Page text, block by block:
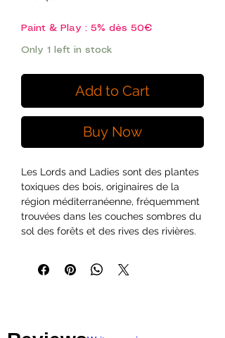
Paint & Play : 5% dès 50€
Only 1 left in stock
Add to Cart
Buy Now
Les Lords and Ladies sont des plantes
toxiques des bois, originaires de la
région méditerranéenne, fréquemment
trouvées dans les couches sombres du
sol des forêts et des rives des rivières.
diversité d’échelle à vos dioramas.
l’échelle, figurines de loisirs et dioramas